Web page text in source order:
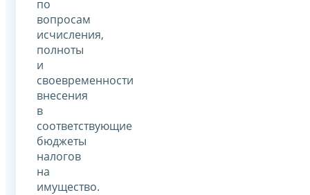
по
вопросам
исчисления,
полноты
и
своевременности
внесения
в
соответствующие
бюджеты
налогов
на
имущество.